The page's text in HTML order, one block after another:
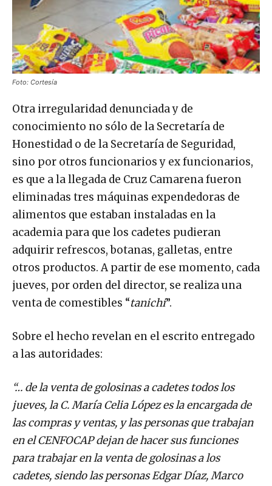
Foto: Cortesía
Otra irregularidad denunciada y de
conocimiento no sólo de la Secretaría de
Honestidad o de la Secretaría de Seguridad,
sino por otros funcionarios y ex funcionarios,
es que a la llegada de Cruz Camarena fueron
eliminadas tres máquinas expendedoras de
alimentos que estaban instaladas en la
academia para que los cadetes pudieran
adquirir refrescos, botanas, galletas, entre
otros productos. A partir de ese momento, cada
jueves, por orden del director, se realiza una
venta de comestibles “tanichi”.
Sobre el hecho revelan en el escrito entregado
a las autoridades:
“… de la venta de golosinas a cadetes todos los
jueves, la C. María Celia López es la encargada de
las compras y ventas, y las personas que trabajan
en el CENFOCAP dejan de hacer sus funciones
para trabajar en la venta de golosinas a los
cadetes, siendo las personas Edgar Díaz, Marco